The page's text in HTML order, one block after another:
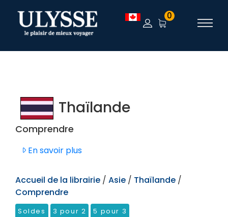
TEST 0
Thaïlande
Comprendre
En savoir plus
Accueil de la librairie / Asie / Thaïlande /
Comprendre
Soldes 3 pour 2
5 pour 3